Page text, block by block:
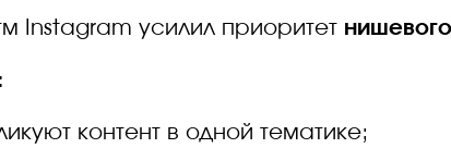
Instagram усилил приоритет
контент в одной тематике;